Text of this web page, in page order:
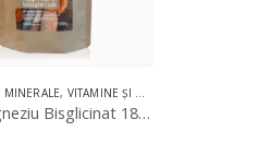
MINERALE, VITAMINE ȘI MINERALE
GAL Magneziu Bisglicinat 180 Capsule